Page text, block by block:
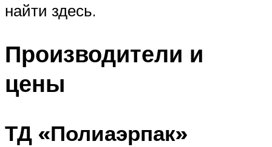
найти здесь.
Производители и
цены
ТД «Полиаэрпак»